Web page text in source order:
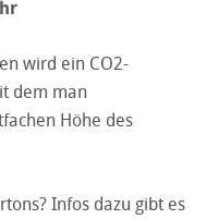
wird ein CO2-
dem man
Höhe des
Infos dazu gibt es